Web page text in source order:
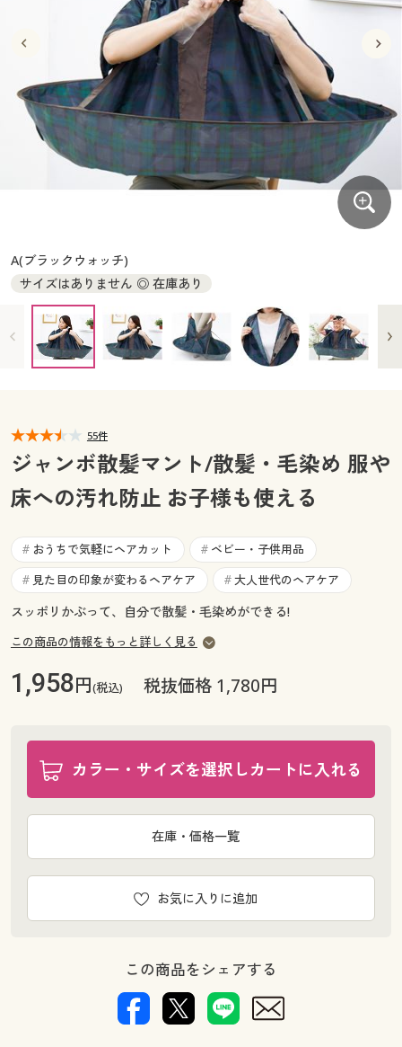
カーテン・ラグ・ファブリック
美容・健康・サプリメント
制服・スクールすべて
制服・学生服
ジュニア・ティーンズ下着
大きいサイズ通販すべて
大きいサイズ レディース服
大きいサイズ レディース下着
大きいサイズ 事務・制服
バーゲンセール
シークレットセール
詳細検索
商品カテゴリ一覧
カタログ・チラシからのご注文
デジタルカタログ
カタログ無料プレゼント
マイページ
閲覧履歴
お気に入り
サポート
ご利用ガイド
よくある質問とお問い合わせ
カーテン・ラグ・ファブリック
ジュニア・ティーンズ下着
大きいサイズ通販すべて
大きいサイズ レディース服
大きいサイズ レディース下着
大きいサイズ メンズ
バーゲンセール
シークレットセール
商品カテゴリ一覧
カタログ
カタログ・チラシからのご注文
カタログ無料プレゼント
会員メニュー
閲覧履歴
お気に入り
ご利用ガイド
よくある質問とお問い合わせ
A(ブラックウォッチ)
サイズはありません ◎ 在庫あり
55件
ジャンボ散髪マント/散髪・毛染め 服や
床への汚れ防止 お子様も使える
# おうちで気軽にヘアカット # ベビー・子供用品
# 見た目の印象が変わるヘアケア # 大人世代のヘアケア
スッポリかぶって、自分で散髪・毛染めができる!
この商品の情報をもっと詳しく見る
1,958円(税込) 税抜価格 1,780円
カラー・サイズを選択しカートに入れる
お気に入りに追加
在庫・価格一覧
この商品をシェアする